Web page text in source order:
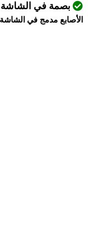
بصمة في
الأصابع مدمج في الشاشة